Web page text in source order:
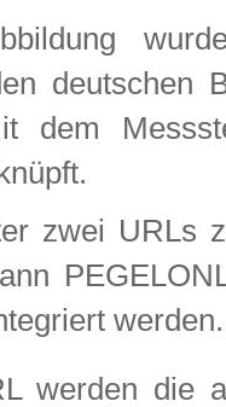
deutschen
dem
zwei URLs
werden.
werden die